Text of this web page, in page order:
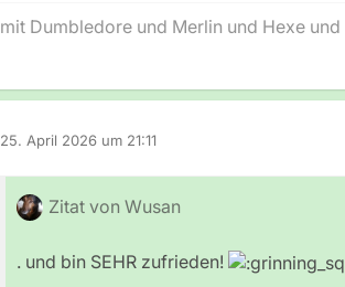
mit Dumbledore und Merlin und Hexe und
25. April 2026 um 21:11
Zitat von Wusan
. und bin SEHR zufrieden!